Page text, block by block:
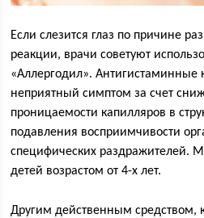
Если слезится глаз по причине
реакции, врачи советуют
«Аллергодил». Антигистаминные
неприятный симптом за счет
проницаемости капилляров в
подавления восприимчивости
специфических раздражителей.
детей возрастом от 4-х лет.
Другим действенным средством,